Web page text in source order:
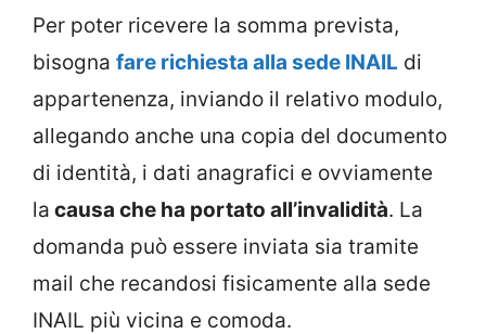
Per poter ricevere la somma prevista,
bisogna fare richiesta alla sede INAIL di
appartenenza, inviando il relativo modulo,
allegando anche una copia del documento
di identità, i dati anagrafici e ovviamente
la causa che ha portato all’invalidità. La
domanda può essere inviata sia tramite
mail che recandosi fisicamente alla sede
INAIL più vicina e comoda.